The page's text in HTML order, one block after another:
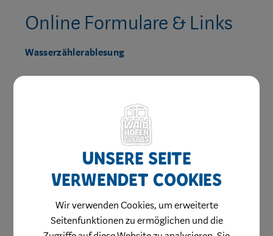
Online Formulare & Links
Wasserzählerablesung
Herzlich willkommen
Waidhofen hilft
Bauen & Wohnen
Kinderbetreuung
Unsere Seite
verwendet Cookies
Wir verwenden Cookies, um erweiterte
Seitenfunktionen zu ermöglichen und die